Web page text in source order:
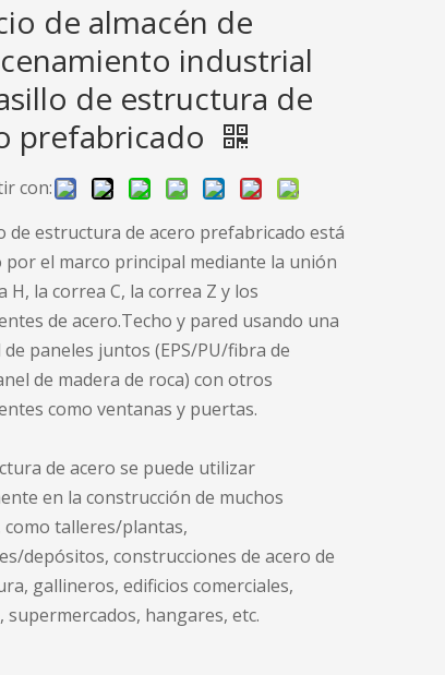
de almacén de
industrial
de estructura de
prefabricado
con:
de estructura de acero prefabricado está
el marco principal mediante la unión
H, la correa C, la correa Z y los
de acero.Techo y pared usando una
paneles juntos (EPS/PU/fibra de
de madera de roca) con otros
como ventanas y puertas.
de acero se puede utilizar
en la construcción de muchos
como talleres/plantas,
depósitos, construcciones de acero de
gallineros, edificios comerciales,
supermercados, hangares, etc.